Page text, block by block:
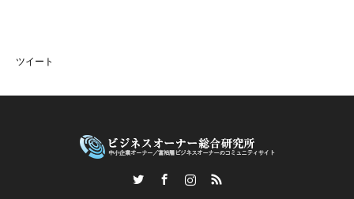
ツイート
InstagramRSS